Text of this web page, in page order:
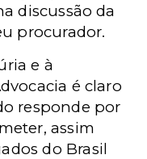
discussão da
procurador.
e à
é claro
responde por
assim
do Brasil